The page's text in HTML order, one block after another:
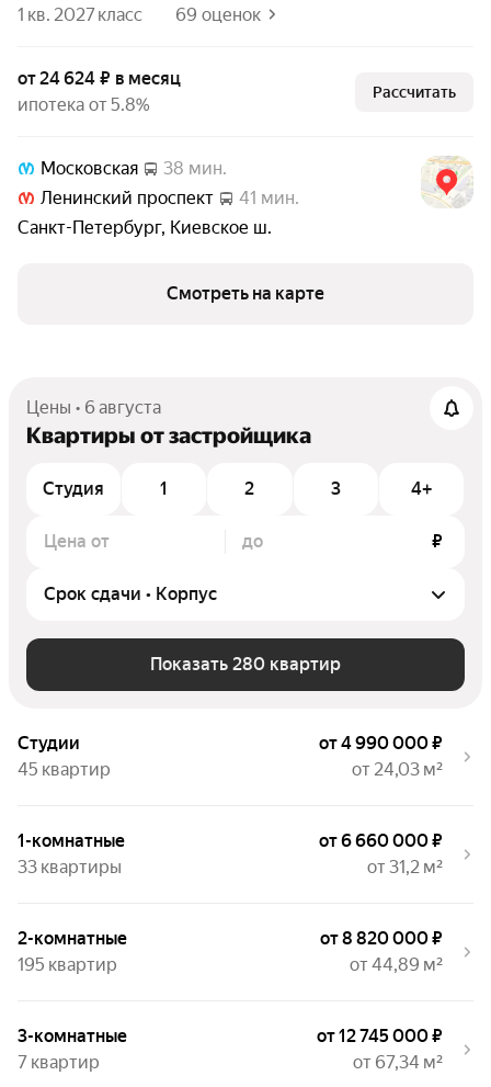
1 кв. 2027класс
69 оценок
от 24 624 ₽ в месяц
ипотека от 5.8%
Рассчитать
Московская
38 мин.
Ленинский проспект
41 мин.
Санкт-Петербург, Киевское ш.
Смотреть на карте
Цены • 6 августа
Квартиры от застройщика
Студия 1 2 3 4+
Цена от до ₽
Показать 280 квартир
Студии
от 4 990 000 ₽
45 квартир
от 24,03 м²
1-комнатные
от 6 660 000 ₽
33 квартиры
от 31,2 м²
2-комнатные
от 8 820 000 ₽
195 квартир
от 44,89 м²
3-комнатные
от 12 745 000 ₽
7 квартир
от 67,34 м²